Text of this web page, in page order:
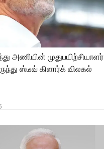
அணியின் முதுபயிற்சியாளர்
ஸ்டீவ் கிளார்க் விலகல்